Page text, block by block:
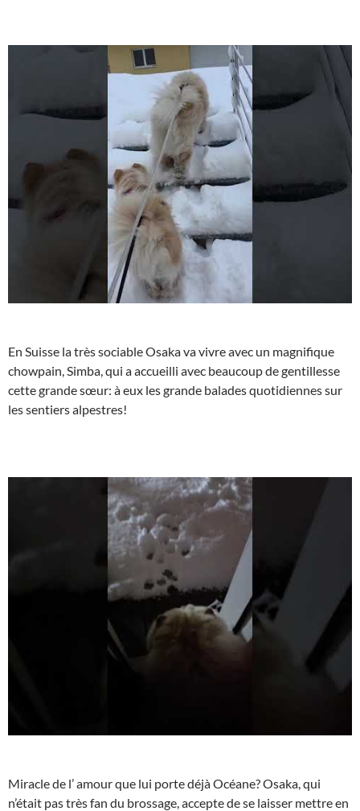
En Suisse la très sociable Osaka va vivre avec un magnifique
chowpain, Simba, qui a accueilli avec beaucoup de gentillesse
cette grande sœur: à eux les grande balades quotidiennes sur
les sentiers alpestres!
Miracle de l’ amour que lui porte déjà Océane? Osaka, qui
n’était pas très fan du brossage, accepte de se laisser mettre en